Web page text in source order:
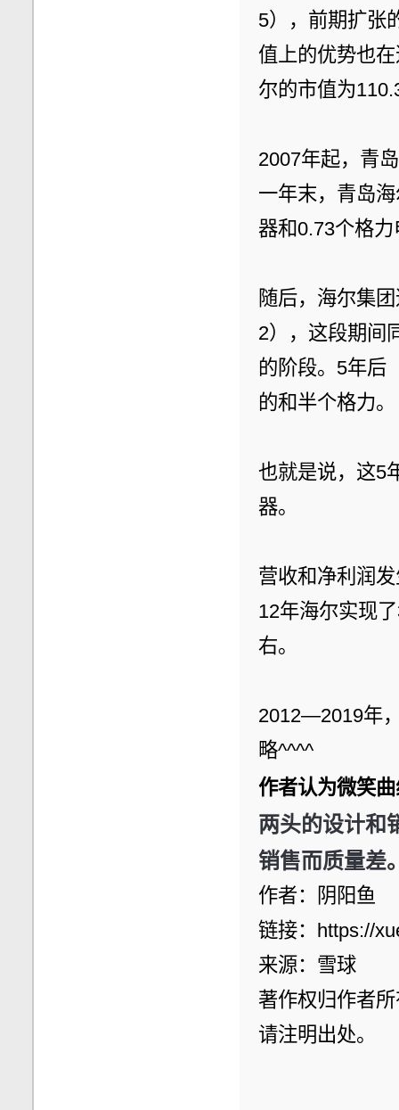
5），前期扩张
值上的优势也
尔的市值为
2007年起，青
一年末，青岛
器和0.73个格力
随后，海尔集
2），这段期间
的阶段。5年后
的和半个格力。
也就是说，这5
器。
营收和净利润
12年海尔实现
右。
2012—2019年
略^^^^
作者认为微笑
两头的设计和
销售而质量差
作者：阴阳鱼
链接：https://
来源：雪球
著作权归作者
请注明出处。